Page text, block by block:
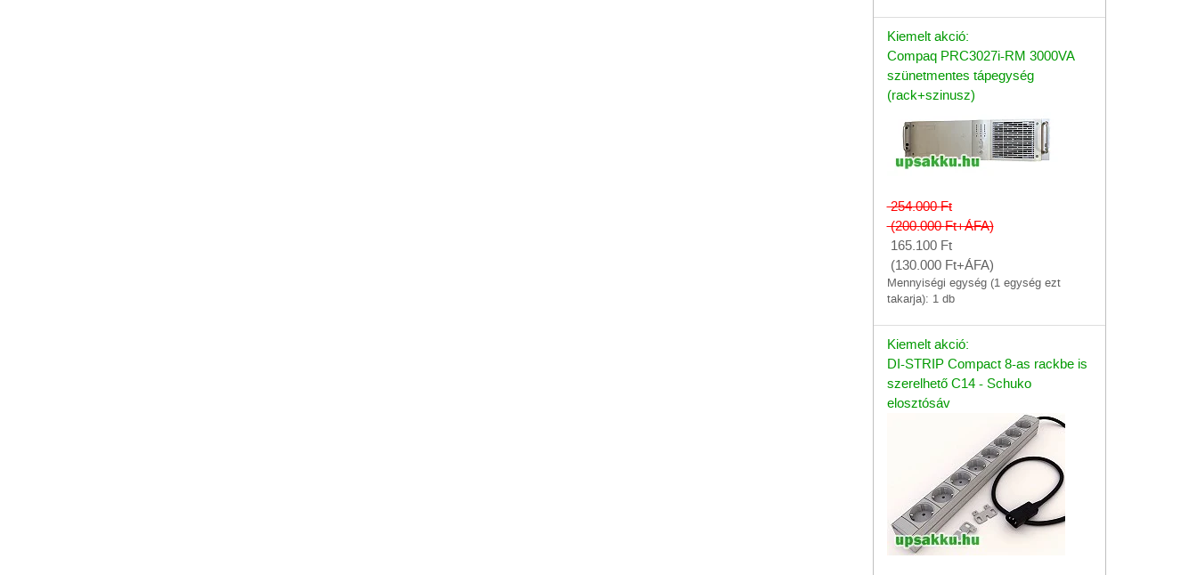
Kiemelt akció:
Compaq PRC3027i-RM 3000VA
szünetmentes tápegység
(rack+szinusz)
254.000Ft
(200.000Ft+ÁFA)
165.100 Ft
(130.000 Ft+ÁFA)
Mennyiségi egység (1 egység ezt
takarja): 1 db
Kiemelt akció:
DI-STRIP Compact 8-as rackbe is
szerelhető C14 - Schuko
elosztósáv